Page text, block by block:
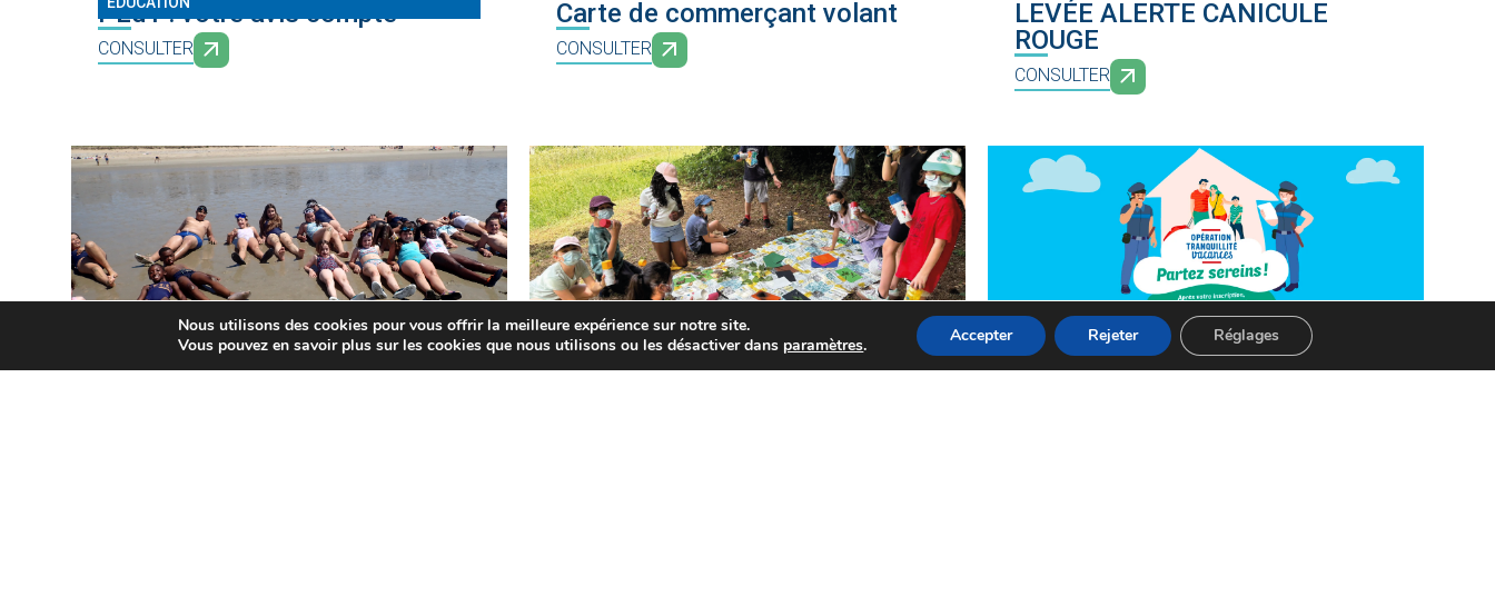
PEdT : votre avis compte
CONSULTER
Carte de commerçant volant
CONSULTER
LEVÉE ALERTE CANICULE
ROUGE
CONSULTER
FAMILLE ET ÉDUCATION TRANQUILITÉ PUBIQUE
Nous utilisons des cookies pour vous offrir la meilleure expérience sur notre site.
Vous pouvez en savoir plus sur les cookies que nous utilisons ou les désactiver dans paramètres. Accepter Rejeter Réglages